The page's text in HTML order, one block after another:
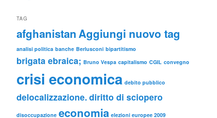
TAG
afghanistanAggiungi nuovo tag
analisi politica banche Berlusconi bipartitismo
brigata ebraica; Bruno Vespa capitalismo CGIL convegno
crisi economica debito pubblico
delocalizzazione. diritto di sciopero
disoccupazione economia elezioni europee 2009